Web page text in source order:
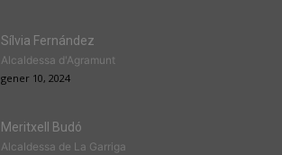
Sílvia Fernández
Alcaldessa d'Agramunt
gener 10, 2024
Meritxell Budó
Alcaldessa de La Garriga